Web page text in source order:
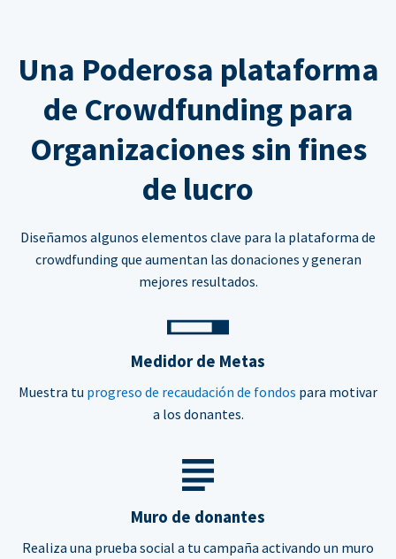
Una Poderosa plataforma
de Crowdfunding para
Organizaciones sin fines
de lucro
Diseñamos algunos elementos clave para la plataforma de
crowdfunding que aumentan las donaciones y generan
mejores resultados.
Medidor de Metas
Muestra tu progreso de recaudación de fondos para motivar
a los donantes.
Muro de donantes
Realiza una prueba social a tu campaña activando un muro